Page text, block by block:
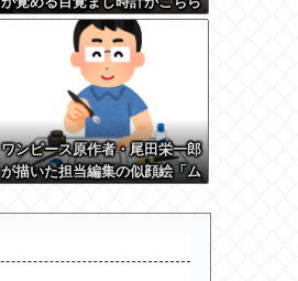
ｗｗｗｗｗ
ワンピース原作者・尾田栄一郎
が描いた担当編集の似顔絵「ム